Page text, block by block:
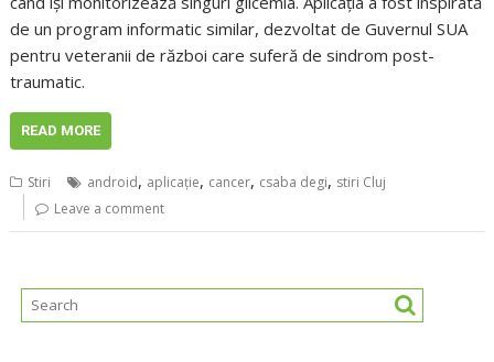
de un program informatic similar, dezvoltat de Guvernul SUA
pentru veteranii de război care suferă de sindrom post-
traumatic.
READ MORE
Stiri android, aplicaţie, cancer, csaba degi, stiri Cluj
Leave a comment